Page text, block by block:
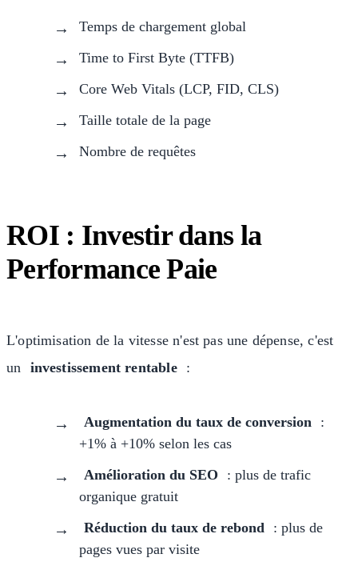
Temps de chargement global
Time to First Byte (TTFB)
Core Web Vitals (LCP, FID, CLS)
Taille totale de la page
Nombre de requêtes
ROI : Investir dans la
Performance Paie
L'optimisation de la vitesse n'est pas une dépense, c'est
un
investissement rentable :
Augmentation du taux de conversion
:
+1% à +10% selon les cas
Amélioration du SEO
: plus de trafic
organique gratuit
Réduction du taux de rebond
: plus de
pages vues par visite